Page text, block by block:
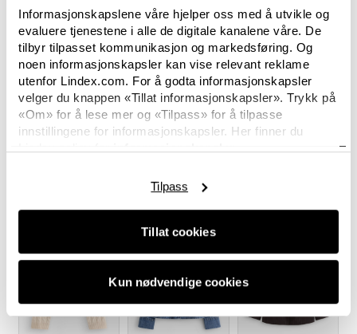
Informasjonskapslene våre hjelper oss med å utvikle og
evaluere tjenestene i alle de digitale kanalene våre. De
tilbyr tilpasset kommunikasjon og markedsføring. Og
noen informasjonskapsler kan vise relevant reklame
utenfor Lindex.com. For å godta informasjonskapsler
velger du knappen «Tillat informasjonskapsler». Trykk på
«Om» for å lese mer og «Tilpass» for å tilpasse
innstillingene for informasjonskapsler. Her finner du
Tillat cookies
Tilpass
Kun nødvendige cookies